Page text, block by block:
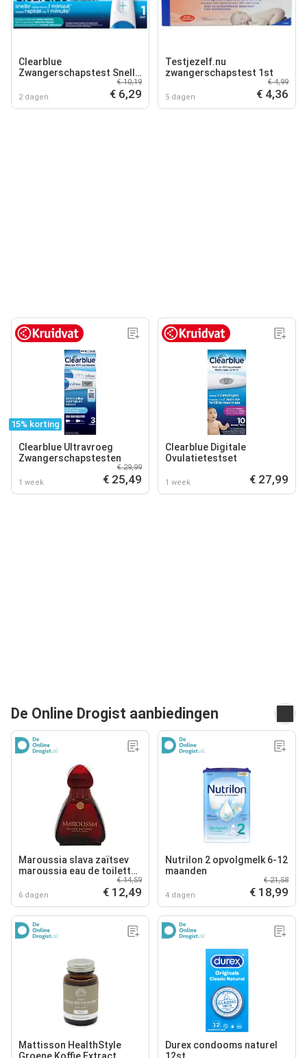
Clearblue
Zwangerschapstest Snelle
2 dagen
€ 10,19
€ 6,29
Testjezelf.nu
zwangerschapstest 1st
5 dagen
€ 4,99
€ 4,36
15% korting
Clearblue Ultravroeg
Zwangerschapstesten
1 week
€ 29,99
€ 25,49
Clearblue Digitale
Ovulatietestset
1 week € 27,99
De Online Drogist aanbiedingen
Maroussia slava zaïtsev
maroussia eau de toilette
6 dagen
€ 14,59
€ 12,49
Nutrilon 2 opvolgmelk 6-12
maanden
4 dagen
€ 21,58
€ 18,99
Mattisson HealthStyle
Groene Koffie Extract
Durex condooms naturel
12st